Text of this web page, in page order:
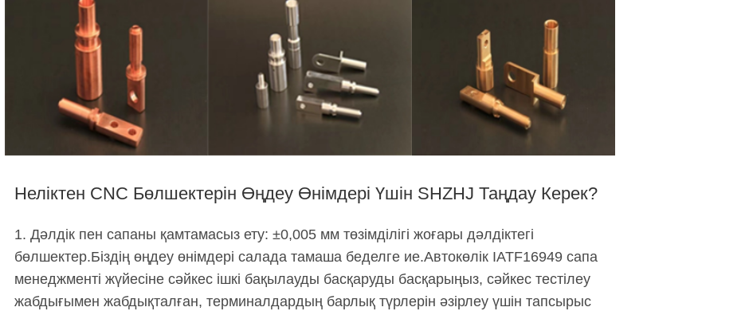
Неліктен CNC Бөлшектерін Өңдеу Өнімдері Үшін SHZHJ Таңдау Керек?
1. Дәлдік пен сапаны қамтамасыз ету: ±0,005 мм төзімділігі жоғары дәлдіктегі
бөлшектер.Біздің өңдеу өнімдері салада тамаша беделге ие.Автокөлік IATF16949 сапа
менеджменті жүйесіне сәйкес ішкі бақылауды басқаруды басқарыңыз, сәйкес тестілеу
жабдығымен жабдықталған, терминалдардың барлық түрлерін әзірлеу үшін тапсырыс